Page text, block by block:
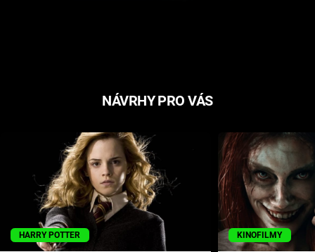
NÁVRHY PRO VÁS
HARRY POTTER KINOFILMY